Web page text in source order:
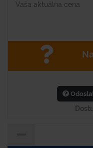
Vaša aktuálna cena